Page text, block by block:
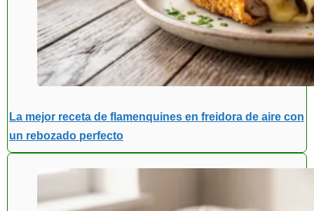
La mejor receta de flamenquines en freidora de aire con
un rebozado perfecto